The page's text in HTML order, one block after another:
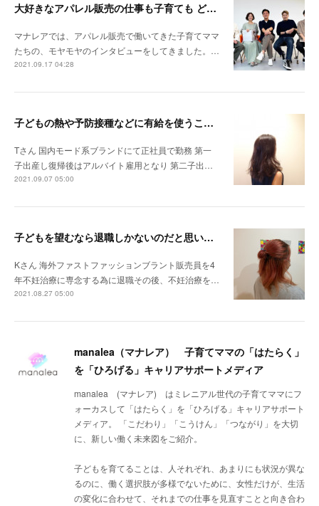
大好きなアパレル販売の仕事も子育ても どちらも諦めない新しいはたらき方がここにあります
マナレアでは、アパレル販売で働いてきた子育てママ
たちの、モヤモヤのインタビューをしてきました。…
2021.09.17 04:28
子どもの熱や予防接種などに有給を使うことが出来ない雰囲気でした。
Tさん 国内モード系ブランドにて正社員で勤務 第一
子出産し復帰後はアルバイト雇用となり 第二子出…
2021.09.07 05:00
子どもを望むなら退職しかないのだと思いました。
Kさん 海外ファストファッションブラント販売員を4
年不妊治療に専念する為に退職その後、不妊治療を…
2021.08.27 05:00
manalea（マナレア） 子育てママの「はたらく」
を「ひろげる」キャリアサポートメディア
manalea (マナレア) はミレニアル世代の子育てママにフ
ォーカスして「はたらく」を「ひろげる」キャリアサポート
メディア。 「こだわり」「こうけん」「つながり」を大切
に、新しい働く未来図をご紹介。
子どもを育てることは、人それぞれ、あまりにも状況が異な
るのに、働く選択肢が多様でないために、女性だけが、生活
の変化に合わせて、それまでの仕事を見直すことと向き合わ